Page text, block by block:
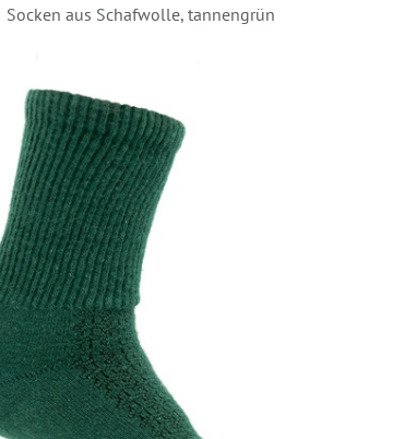
Socken aus Schafwolle, tannengrün